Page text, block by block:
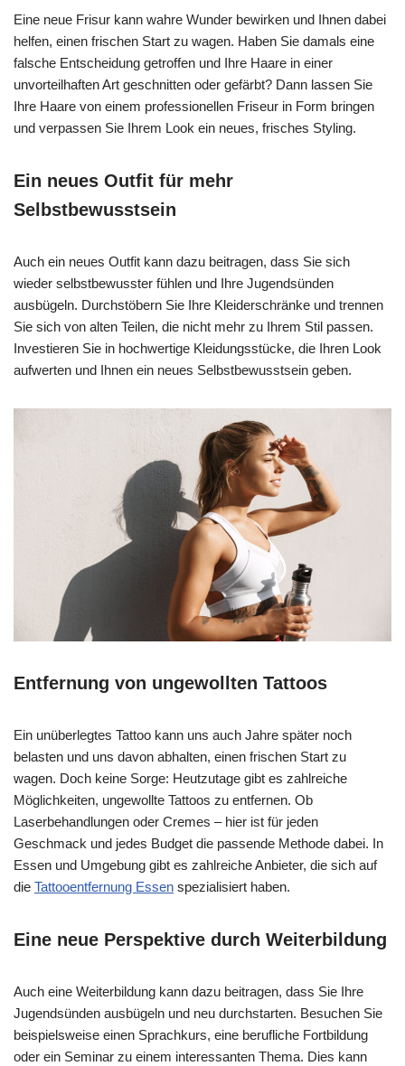
Eine neue Frisur kann wahre Wunder bewirken und Ihnen dabei
helfen, einen frischen Start zu wagen. Haben Sie damals eine
falsche Entscheidung getroffen und Ihre Haare in einer
unvorteilhaften Art geschnitten oder gefärbt? Dann lassen Sie
Ihre Haare von einem professionellen Friseur in Form bringen
und verpassen Sie Ihrem Look ein neues, frisches Styling.
Ein neues Outfit für mehr
Selbstbewusstsein
Auch ein neues Outfit kann dazu beitragen, dass Sie sich
wieder selbstbewusster fühlen und Ihre Jugendsünden
ausbügeln. Durchstöbern Sie Ihre Kleiderschränke und trennen
Sie sich von alten Teilen, die nicht mehr zu Ihrem Stil passen.
Investieren Sie in hochwertige Kleidungsstücke, die Ihren Look
aufwerten und Ihnen ein neues Selbstbewusstsein geben.
Entfernung von ungewollten Tattoos
Ein unüberlegtes Tattoo kann uns auch Jahre später noch
belasten und uns davon abhalten, einen frischen Start zu
wagen. Doch keine Sorge: Heutzutage gibt es zahlreiche
Möglichkeiten, ungewollte Tattoos zu entfernen. Ob
Laserbehandlungen oder Cremes – hier ist für jeden
Geschmack und jedes Budget die passende Methode dabei. In
Essen und Umgebung gibt es zahlreiche Anbieter, die sich auf
die Tattooentfernung Essen spezialisiert haben.
Eine neue Perspektive durch Weiterbildung
Auch eine Weiterbildung kann dazu beitragen, dass Sie Ihre
Jugendsünden ausbügeln und neu durchstarten. Besuchen Sie
beispielsweise einen Sprachkurs, eine berufliche Fortbildung
oder ein Seminar zu einem interessanten Thema. Dies kann